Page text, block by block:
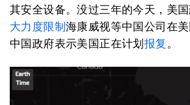
其安全设备。没过三年的今天，美
大力度限制 海康威视等中国公司在美
中国政府表示美国正在计划 报复。